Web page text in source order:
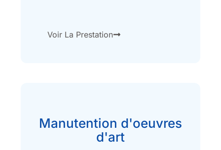
Voir La Prestation
Manutention d'oeuvres
d'art